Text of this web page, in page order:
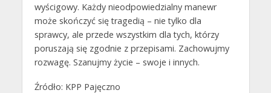
wyścigowy. Każdy nieodpowiedzialny manewr
może skończyć się tragedią – nie tylko dla
sprawcy, ale przede wszystkim dla tych, którzy
poruszają się zgodnie z przepisami. Zachowujmy
rozwagę. Szanujmy życie – swoje i innych.
Źródło: KPP Pajęczno